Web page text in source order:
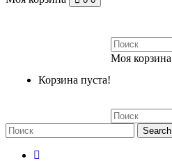
Моя корзина
Корзина пуста!
Search